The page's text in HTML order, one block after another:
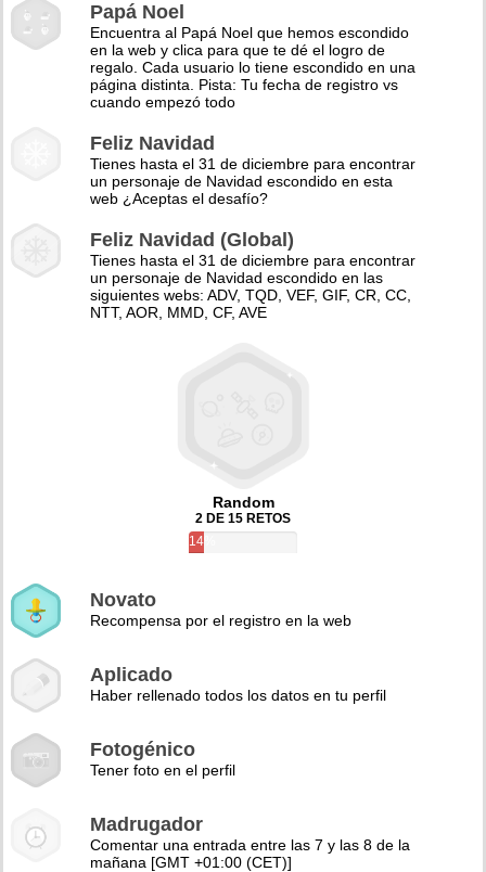
Papá Noel
Encuentra al Papá Noel que hemos escondido
en la web y clica para que te dé el logro de
regalo. Cada usuario lo tiene escondido en una
página distinta. Pista: Tu fecha de registro vs
cuando empezó todo
Feliz Navidad
Tienes hasta el 31 de diciembre para encontrar
un personaje de Navidad escondido en esta
web ¿Aceptas el desafío?
Feliz Navidad (Global)
Tienes hasta el 31 de diciembre para encontrar
un personaje de Navidad escondido en las
siguientes webs: ADV, TQD, VEF, GIF, CR, CC,
NTT, AOR, MMD, CF, AVE
Random
2 DE 15 RETOS
14%
Novato
Recompensa por el registro en la web
Aplicado
Haber rellenado todos los datos en tu perfil
Fotogénico
Tener foto en el perfil
Madrugador
Comentar una entrada entre las 7 y las 8 de la
mañana [GMT +01:00 (CET)]